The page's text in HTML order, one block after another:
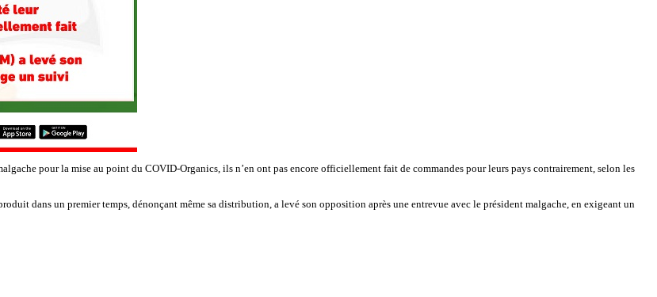
pour la mise au point du COVID-Organics, ils n’en ont pas encore officiellement fait de commandes pour leurs pays contrairement, selon les
dans un premier temps, dénonçant même sa distribution, a levé son opposition après une entrevue avec le président malgache, en exigeant un